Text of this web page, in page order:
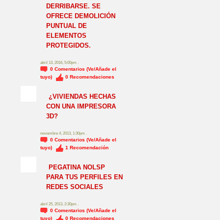
DERRIBARSE. SE
OFRECE DEMOLICIÓN
PUNTUAL DE
ELEMENTOS
PROTEGIDOS.
abril 13, 2016, 5:00pm .
0 Comentarios (Ve/Añade el
tuyo)
0 Recomendaciones
¿VIVIENDAS HECHAS
CON UNA IMPRESORA
3D?
noviembre 4, 2013, 1:30pm .
0 Comentarios (Ve/Añade el
tuyo)
1 Recomendación
PEGATINA NOLSP
PARA TUS PERFILES EN
REDES SOCIALES
abril 25, 2013, 2:30pm .
0 Comentarios (Ve/Añade el
tuyo)
0 Recomendaciones